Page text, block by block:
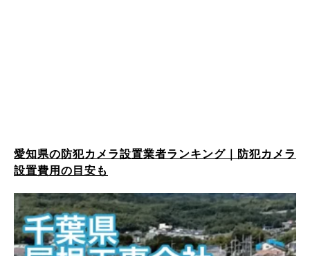
愛知県の防犯カメラ設置業者ランキング｜防犯カメラ
設置費用の目安も